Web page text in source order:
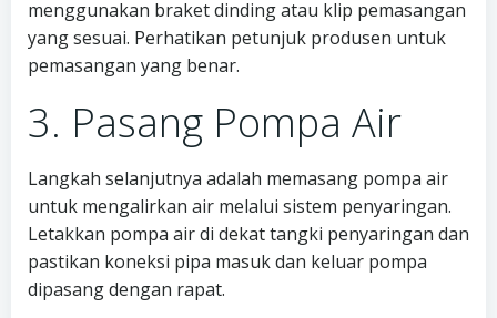
menggunakan braket dinding atau klip pemasangan
yang sesuai. Perhatikan petunjuk produsen untuk
pemasangan yang benar.
3. Pasang Pompa Air
Langkah selanjutnya adalah memasang pompa air
untuk mengalirkan air melalui sistem penyaringan.
Letakkan pompa air di dekat tangki penyaringan dan
pastikan koneksi pipa masuk dan keluar pompa
dipasang dengan rapat.